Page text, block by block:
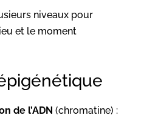
niveaux pour
et le moment
de l’ADN (chromatine) :